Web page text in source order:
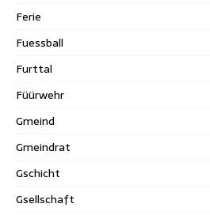
Ferie
Fuessball
Furttal
Füürwehr
Gmeind
Gmeindrat
Gschicht
Gsellschaft